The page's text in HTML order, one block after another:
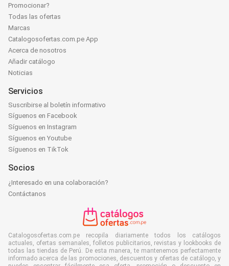
Promocionar?
Todas las ofertas
Marcas
Catalogosofertas.com.pe App
Acerca de nosotros
Añadir catálogo
Noticias
Servicios
Suscribirse al boletín informativo
Síguenos en Facebook
Síguenos en Instagram
Síguenos en Youtube
Síguenos en TikTok
Socios
¿Interesado en una colaboración?
Contáctanos
Catalogosofertas.com.pe recopila diariamente todos los catálogos
actuales, ofertas semanales, folletos publicitarios, revistas y lookbooks de
todas las tiendas de Perú. De esta manera, te mantenemos perfectamente
informado acerca de las promociones, descuentos y ofertas de catálogo, y